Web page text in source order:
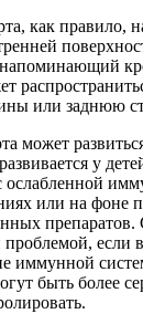
как правило,
напоминающий
или заднюю
может
у
или на фоне
препаратов.
проблемой, если
иммунной
быть более